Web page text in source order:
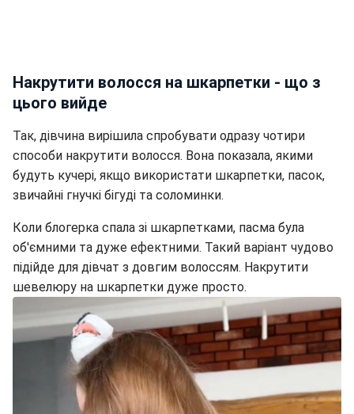
Накрутити волосся на шкарпетки - що з
цього вийде
Так, дівчина вирішила спробувати одразу чотири
способи накрутити волосся. Вона показала, якими
будуть кучері, якщо використати шкарпетки, пасок,
звичайні гнучкі бігуді та соломинки.
Коли блогерка спала зі шкарпетками, пасма була
об'ємними та дуже ефектними. Такий варіант чудово
підійде для дівчат з довгим волоссям. Накрутити
шевелюру на шкарпетки дуже просто.